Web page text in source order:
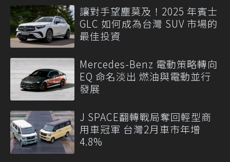
讓對手望塵莫及！2025 年賓士
GLC 如何成為台灣 SUV 市場的
最佳投資
Mercedes-Benz 電動策略轉向
EQ 命名淡出 燃油與電動並行
發展
J SPACE翻轉戰局奪回輕型商
用車冠軍 台灣2月車市年增
4.8%